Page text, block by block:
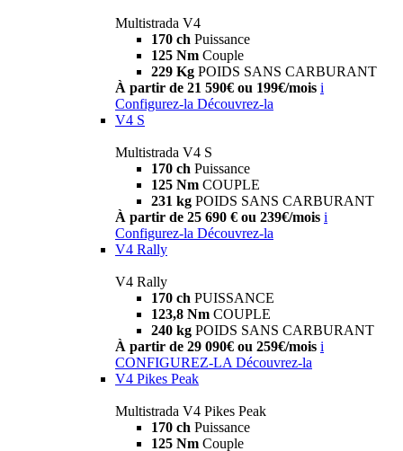
Multistrada V4
170 ch Puissance
125 Nm Couple
229 Kg POIDS SANS CARBURANT
À partir de 21 590€ ou 199€/mois i
Configurez-la Découvrez-la
V4 S
Multistrada V4 S
170 ch Puissance
125 Nm COUPLE
231 kg POIDS SANS CARBURANT
À partir de 25 690 € ou 239€/mois i
Configurez-la Découvrez-la
V4 Rally
V4 Rally
170 ch PUISSANCE
123,8 Nm COUPLE
240 kg POIDS SANS CARBURANT
À partir de 29 090€ ou 259€/mois i
CONFIGUREZ-LA Découvrez-la
V4 Pikes Peak
Multistrada V4 Pikes Peak
170 ch Puissance
125 Nm Couple